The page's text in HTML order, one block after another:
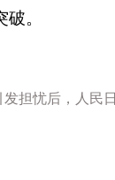
。
发担忧后，人民